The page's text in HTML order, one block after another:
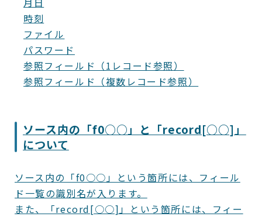
時刻
ファイル
パスワード
参照フィールド（1レコード参照）
参照フィールド（複数レコード参照）
ソース内の「f0○○」と「record[○○]」
について
ソース内の「f0○○」という箇所には、フィール
ド一覧の識別名が入ります。
また、「record[○○]」という箇所には、フィー